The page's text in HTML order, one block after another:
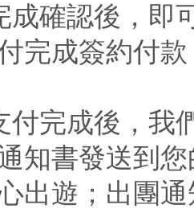
成確認後，
完成簽約付
付完成後，
知書發送到
出遊；出團